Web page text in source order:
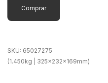
Comprar
SKU: 65027275
(1.450kg | 325x232x169mm)